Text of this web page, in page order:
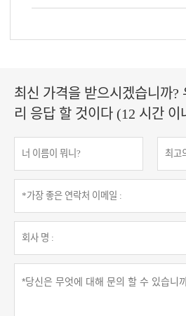
최신 가격을 받으시겠습니까?
리 응답 할 것이다 (12 시간 이